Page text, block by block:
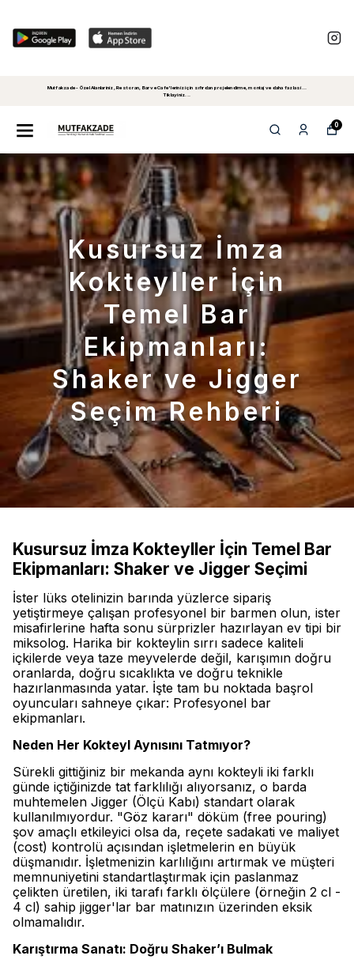
Mutfakzade - Özel Alanlariniz, Restoran, Bar ve Cafe'leriniz için sıfırdan projelendirme, montaj ve daha fazlasi...
Tiklayiniz...
0
Kusursuz İmza
Kokteyller İçin
Temel Bar
Ekipmanları:
Shaker ve Jigger
Seçim Rehberi
Kusursuz İmza Kokteyller İçin Temel Bar
Ekipmanları: Shaker ve Jigger Seçimi
İster lüks otelinizin barında yüzlerce sipariş
yetiştirmeye çalışan profesyonel bir barmen olun, ister
misafirlerine hafta sonu sürprizler hazırlayan ev tipi bir
miksolog. Harika bir kokteylin sırrı sadece kaliteli
içkilerde veya taze meyvelerde değil, karışımın doğru
oranlarda, doğru sıcaklıkta ve doğru teknikle
hazırlanmasında yatar. İşte tam bu noktada başrol
oyuncuları sahneye çıkar: Profesyonel bar
ekipmanları.
Neden Her Kokteyl Aynısını Tatmıyor?
Sürekli gittiğiniz bir mekanda aynı kokteyli iki farklı
günde içtiğinizde tat farklılığı alıyorsanız, o barda
muhtemelen Jigger (Ölçü Kabı) standart olarak
kullanılmıyordur. "Göz kararı" döküm (free pouring)
şov amaçlı etkileyici olsa da, reçete sadakati ve maliyet
(cost) kontrolü açısından işletmelerin en büyük
düşmanıdır. İşletmenizin karlılığını artırmak ve müşteri
memnuniyetini standartlaştırmak için paslanmaz
çelikten üretilen, iki tarafı farklı ölçülere (örneğin 2 cl -
4 cl) sahip jigger'lar bar matınızın üzerinden eksik
olmamalıdır.
Karıştırma Sanatı: Doğru Shaker’ı Bulmak